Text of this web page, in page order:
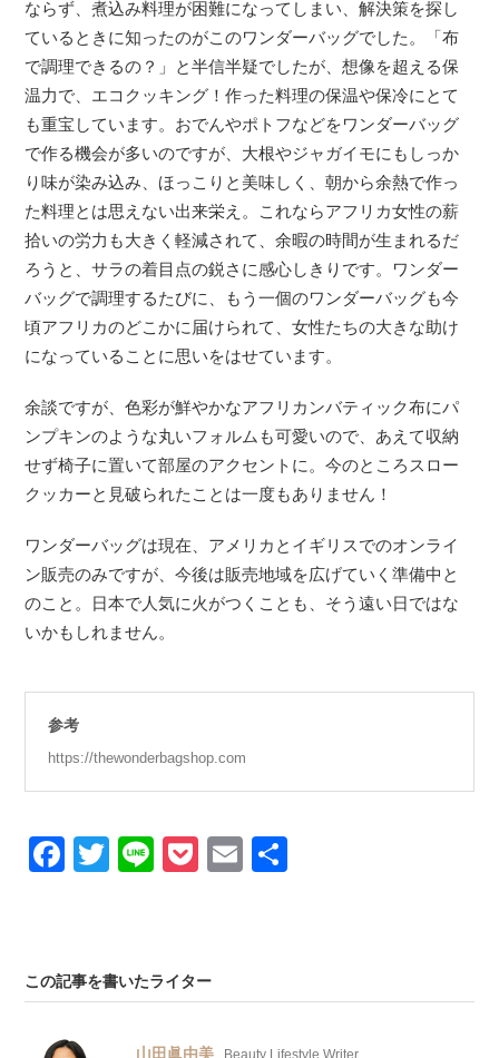
ならず、煮込み料理が困難になってしまい、解決策を探し
ているときに知ったのがこのワンダーバッグでした。「布
で調理できるの？」と半信半疑でしたが、想像を超える保
温力で、エコクッキング！作った料理の保温や保冷にとて
も重宝しています。おでんやポトフなどをワンダーバッグ
で作る機会が多いのですが、大根やジャガイモにもしっか
り味が染み込み、ほっこりと美味しく、朝から余熱で作っ
た料理とは思えない出来栄え。これならアフリカ女性の薪
拾いの労力も大きく軽減されて、余暇の時間が生まれるだ
ろうと、サラの着目点の鋭さに感心しきりです。ワンダー
バッグで調理するたびに、もう一個のワンダーバッグも今
頃アフリカのどこかに届けられて、女性たちの大きな助け
になっていることに思いをはせています。
余談ですが、色彩が鮮やかなアフリカンバティック布にパ
ンプキンのような丸いフォルムも可愛いので、あえて収納
せず椅子に置いて部屋のアクセントに。今のところスロー
クッカーと見破られたことは一度もありません！
ワンダーバッグは現在、アメリカとイギリスでのオンライ
ン販売のみですが、今後は販売地域を広げていく準備中と
のこと。日本で人気に火がつくことも、そう遠い日ではな
いかもしれません。
参考
https://thewonderbagshop.com
Facebook
Twitter
LinePocket
Email
この記事を書いたライター
山田眞由美 Beauty Lifestyle Writer